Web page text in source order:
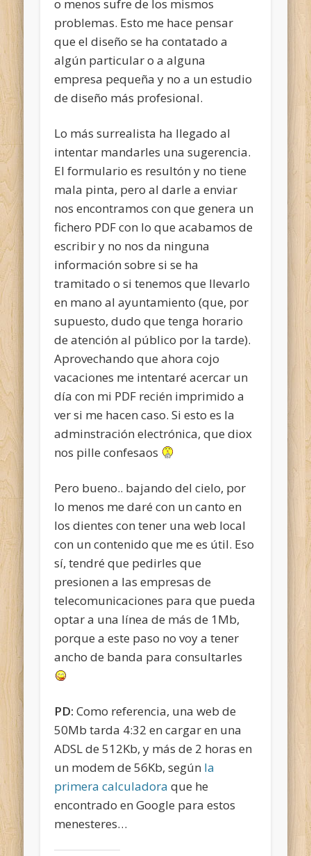
o menos sufre de los mismos
problemas. Esto me hace pensar
que el diseño se ha contatado a
algún particular o a alguna
empresa pequeña y no a un estudio
de diseño más profesional.
Lo más surrealista ha llegado al
intentar mandarles una sugerencia.
El formulario es resultón y no tiene
mala pinta, pero al darle a enviar
nos encontramos con que genera un
fichero PDF con lo que acabamos de
escribir y no nos da ninguna
información sobre si se ha
tramitado o si tenemos que llevarlo
en mano al ayuntamiento (que, por
supuesto, dudo que tenga horario
de atención al público por la tarde).
Aprovechando que ahora cojo
vacaciones me intentaré acercar un
día con mi PDF recién imprimido a
ver si me hacen caso. Si esto es la
adminstración electrónica, que diox
nos pille confesaos
Pero bueno.. bajando del cielo, por
lo menos me daré con un canto en
los dientes con tener una web local
con un contenido que me es útil. Eso
sí, tendré que pedirles que
presionen a las empresas de
telecomunicaciones para que pueda
optar a una línea de más de 1Mb,
porque a este paso no voy a tener
ancho de banda para consultarles
PD: Como referencia, una web de
50Mb tarda 4:32 en cargar en una
ADSL de 512Kb, y más de 2 horas en
un modem de 56Kb, según la
primera calculadora que he
encontrado en Google para estos
menesteres…